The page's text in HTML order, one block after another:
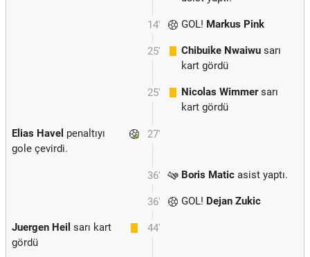
14' GOL! Markus Pink
25' Chibuike Nwaiwu sarı
kart gördü
25' Nicolas Wimmersarı
kart gördü
27'
Elias Havel penaltıyı
gole çevirdi.
36' Boris Matic asist yaptı.
36' GOL! Dejan Zukic
44'
Juergen Heil sarı kart
gördü